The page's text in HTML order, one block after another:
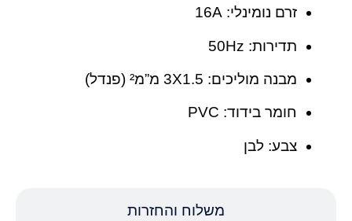
משלוח והחזרות
זרם נומינלי: ‎16A
תדירות: ‎50Hz
מבנה מוליכים: ‎3X1.5 מ”מ² (פנדל)
חומר בידוד: PVC
צבע: לבן